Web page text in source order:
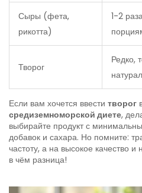
Сыры (фета,
рикотта)
1-2
Творог
Редко,
Если вам хочется ввести творог
средиземноморской диете,
выбирайте продукт с
добавок и сахара. Но помните:
частоту, а на высокое качество и
в чём разница!